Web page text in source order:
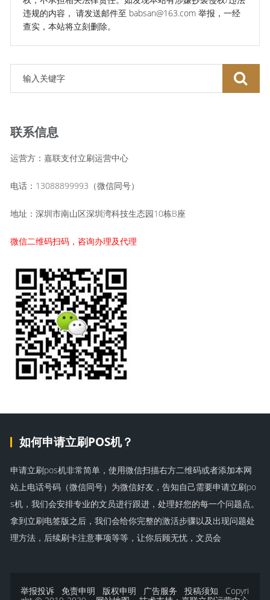
违规的内容， 请发送邮件至 babsan@163.com 举报，一经
查实，本站将立刻删除。
联系信息
运营方：嘉联支付立刷运营中心
电话：13088899993（微信同号）
地址：深圳市南山区深圳湾科技生态园10栋B座
微信二维码扫码，咨询办理及代理
如何申请立刷POS机？
申请立刷pos机非常简单，使用微信扫描右方二维码或者添加本网
站上电话号码（微信同号）为微信好友，告知自己需要申请立刷po
s机，我们会安排专业的文员进行跟进，处理好您的每一个问题点。
拿到立刷电签版之后，我们会给你完整的激活步骤以及出现问题处
理方法，后续刷卡注意事项等等，让你后顾无忧，文员会
举报投诉 免责申明 版权申明 广告服务 投稿须知 Copyri